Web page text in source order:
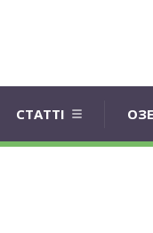
СТАТТІ